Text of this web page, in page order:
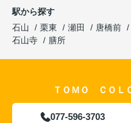
駅から探す
石山
栗東 瀬田 唐橋前
石山寺
膳所
ＴＯＭＯ ＣＯＬ
077-596-3703